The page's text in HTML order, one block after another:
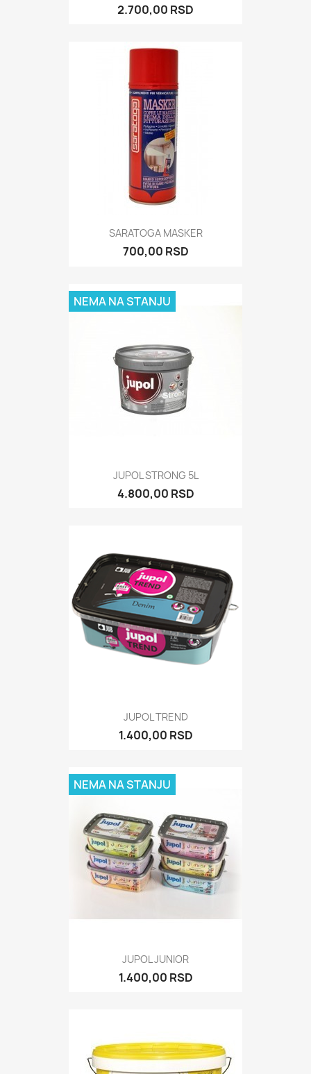
2.700,00 RSD
SARATOGA MASKER
700,00 RSD
JUPOL STRONG 5L
4.800,00 RSD
NEMA NA STANJU
JUPOL TREND
1.400,00 RSD
JUPOL JUNIOR
1.400,00 RSD
NEMA NA STANJU